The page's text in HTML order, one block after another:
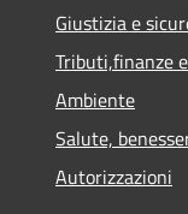
Giustizia e
Tributi,finanze
Ambiente
Salute,
Autorizzazioni